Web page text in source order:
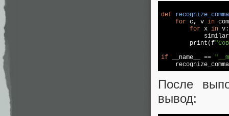
def
for c, v in
for x in v:
        print(f
if __name__ ==
После
вывод: